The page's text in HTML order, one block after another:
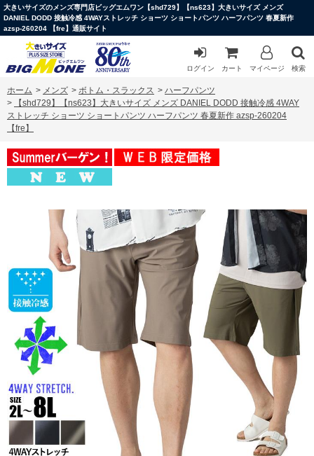
大きいサイズのメンズ専門店ビッグエムワン【shd729】【ns623】大きいサイズ メンズ
DANIEL DODD 接触冷感 4WAYストレッチ ショーツ ショートパンツ ハーフパンツ 春夏新作
azsp-260204 【fre】通販サイト
ログイン カート マイページ 検索
ホーム > メンズ > ボトム・スラックス > ハーフパンツ
>
【shd729】【ns623】大きいサイズ メンズ DANIEL DODD 接触冷感 4WAY
ストレッチ ショーツ ショートパンツ ハーフパンツ 春夏新作 azsp-260204
【fre】